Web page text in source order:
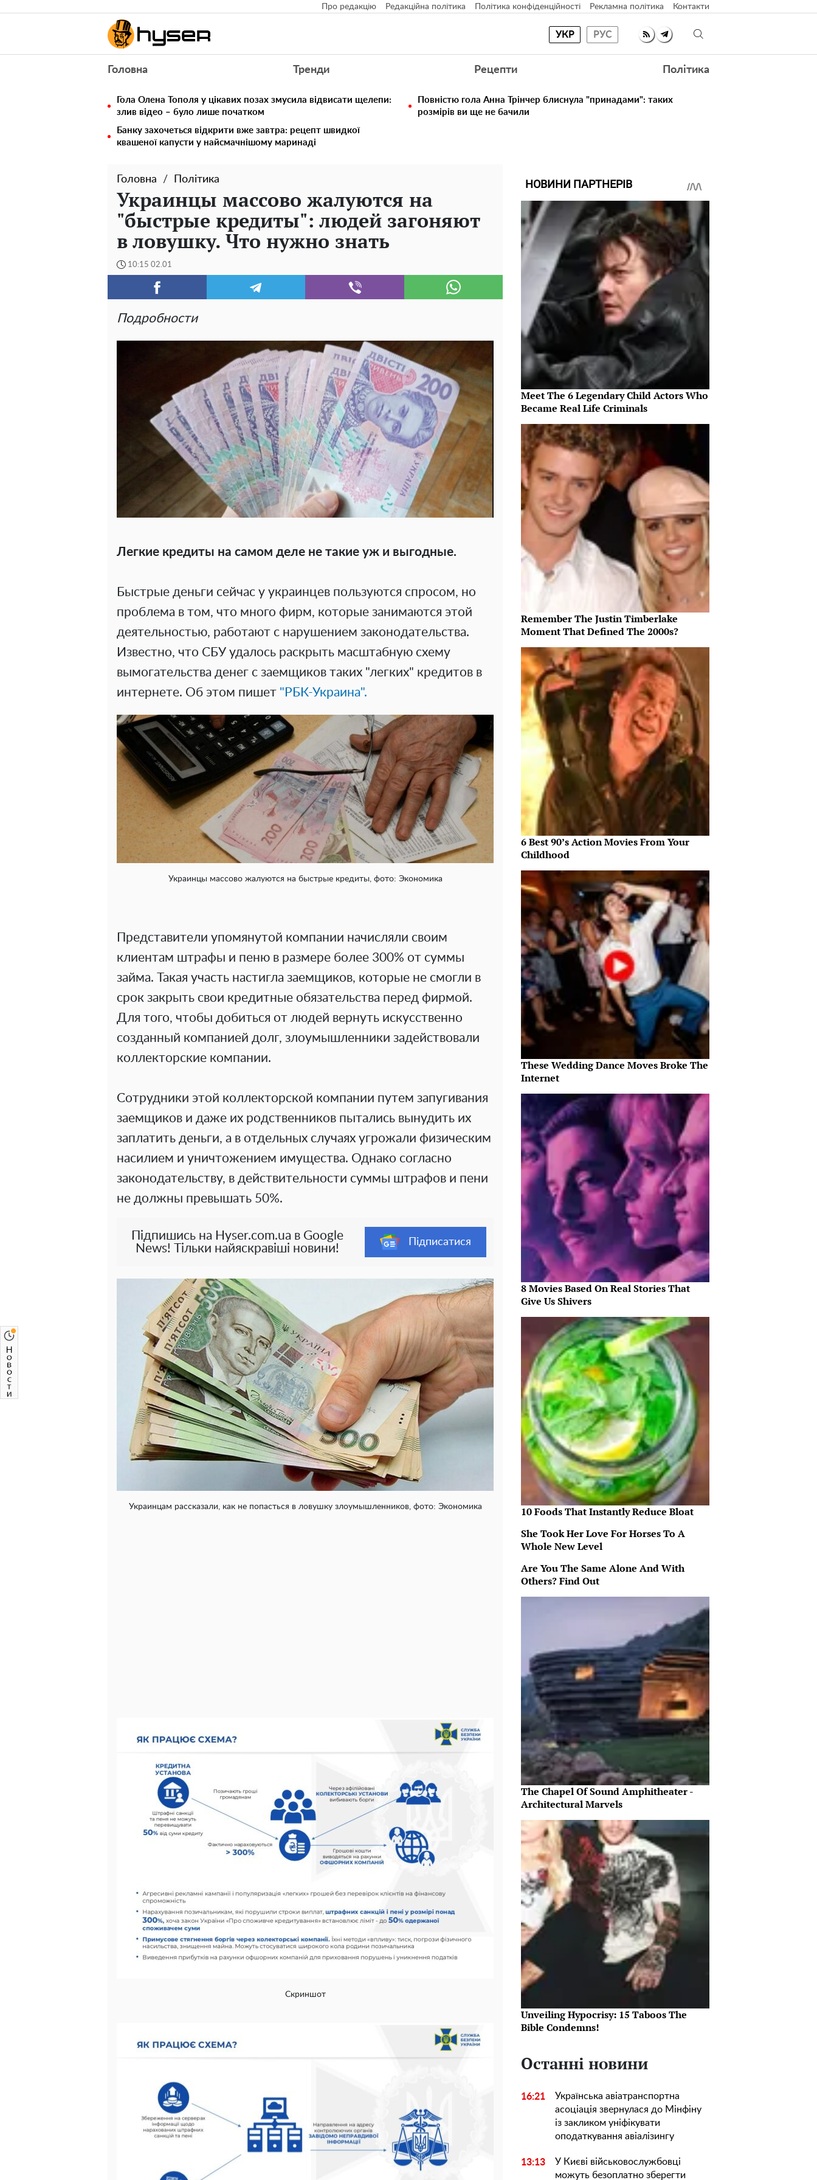
Про редакцію Редакційна політика Політика конфіденційності Рекламна політика Контакти
УКР РУС
Головна Тренди Рецепти Політика
Гола Олена Тополя у цікавих позах змусила відвисати щелепи:
злив відео – було лише початком
Повністю гола Анна Трінчер блиснула "принадами": таких
розмірів ви ще не бачили
Банку захочеться відкрити вже завтра: рецепт швидкої
квашеної капусти у найсмачнішому маринаді
Головна Політика
Украинцы массово жалуются на
"быстрые кредиты": людей загоняют
в ловушку. Что нужно знать
10:15 02.01
Подробности
Легкие кредиты на самом деле не такие уж и выгодные.
Быстрые деньги сейчас у украинцев пользуются спросом, но
проблема в том, что много фирм, которые занимаются этой
деятельностью, работают с нарушением законодательства.
Известно, что СБУ удалось раскрыть масштабную схему
вымогательства денег с заемщиков таких "легких" кредитов в
интернете. Об этом пишет "РБК-Украина".
Украинцы массово жалуются на быстрые кредиты, фото: Экономика
Представители упомянутой компании начисляли своим
клиентам штрафы и пеню в размере более 300% от суммы
займа. Такая участь настигла заемщиков, которые не смогли в
срок закрыть свои кредитные обязательства перед фирмой.
Для того, чтобы добиться от людей вернуть искусственно
созданный компанией долг, злоумышленники задействовали
коллекторские компании.
Сотрудники этой коллекторской компании путем запугивания
заемщиков и даже их родственников пытались вынудить их
заплатить деньги, а в отдельных случаях угрожали физическим
насилием и уничтожением имущества. Однако согласно
законодательству, в действительности суммы штрафов и пени
не должны превышать 50%.
Підпишись на Hyser.com.ua в Google
News! Тільки найяскравіші новини!
Підписатися
Украинцам рассказали, как не попасться в ловушку злоумышленников, фото: Экономика
Скриншот
НОВИНИ ПАРТНЕРІВ
Meet The 6 Legendary Child Actors Who
Became Real Life Criminals
Remember The Justin Timberlake
Moment That Defined The 2000s?
6 Best 90’s Action Movies From Your
Childhood
These Wedding Dance Moves Broke The
Internet
8 Movies Based On Real Stories That
Give Us Shivers
10 Foods That Instantly Reduce Bloat
She Took Her Love For Horses To A
Whole New Level
Are You The Same Alone And With
Others? Find Out
The Chapel Of Sound Amphitheater -
Architectural Marvels
Unveiling Hypocrisy: 15 Taboos The
Bible Condemns!
Останні новини
16:21
Українська авіатранспортна
асоціація звернулася до Мінфіну
із закликом уніфікувати
оподаткування авіалізингу
13:13
У Києві військовослужбовці
можуть безоплатно зберегти